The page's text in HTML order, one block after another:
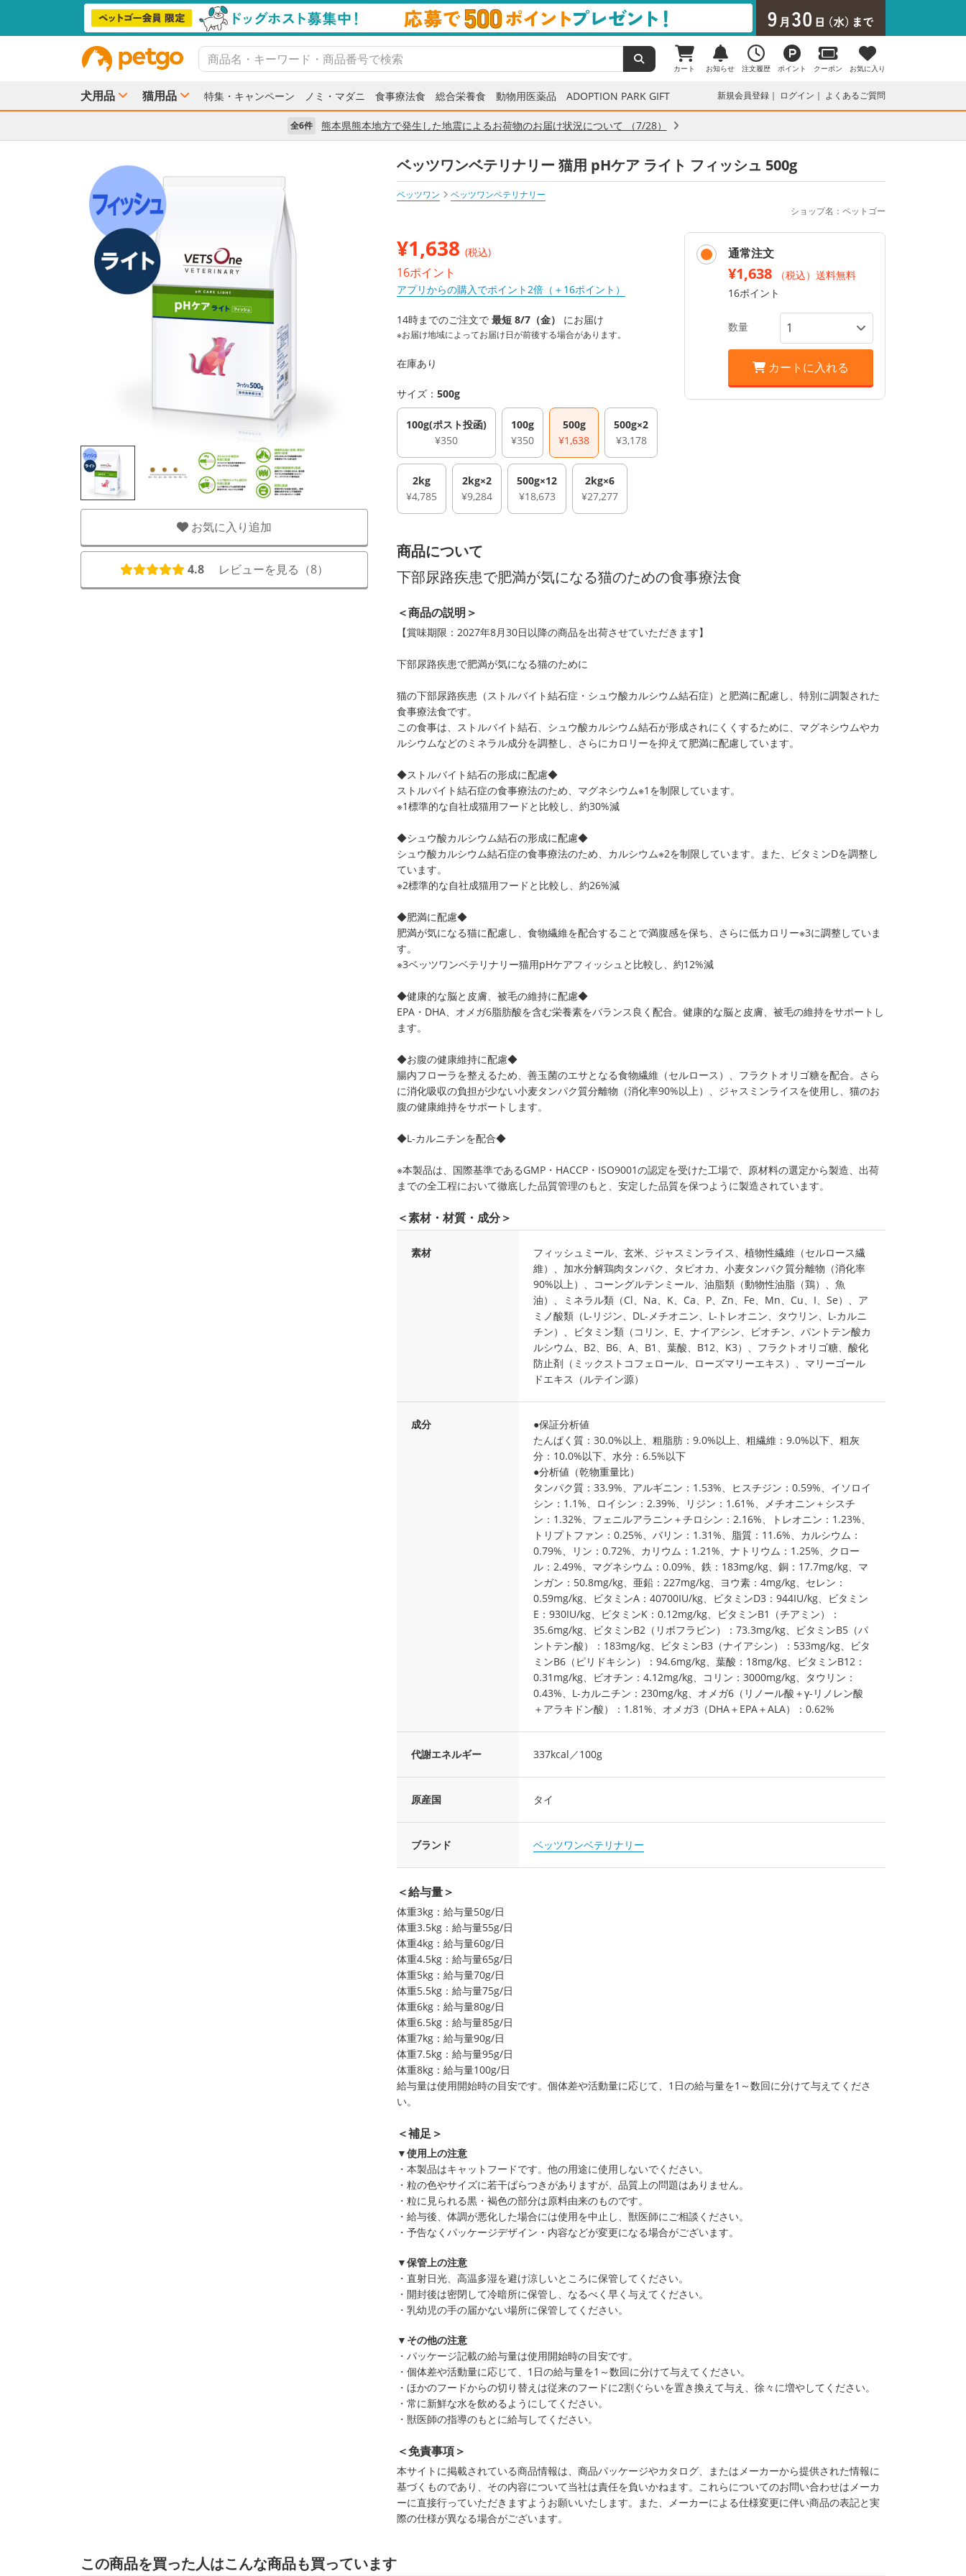
カート お知らせ 注文履歴 ポイント クーポン お気に入り
犬用品 猫用品 特集・キャンペーン ノミ・マダニ 食事療法食 総合栄養食 動物用医薬品 ADOPTION PARK GIFT 新規会員登録 ログイン よくあるご質問
全6件 熊本県熊本地方で発生した地震によるお荷物のお届け状況について （7/28）
お気に入り追加
4.8 レビューを見る（8）
ベッツワンベテリナリー 猫用 pHケア ライト フィッシュ 500g
ベッツワン
ベッツワンベテリナリー
ショップ名：ペットゴー
¥1,638 (税込)
16ポイント
アプリからの購入でポイント2倍（＋16ポイント）
14時までのご注文で 最短 8/7（金） にお届け
※お届け地域によってお届け日が前後する場合があります。
在庫あり
サイズ： 500g
100g(ポスト投函)
¥350
100g
¥350
500g
¥1,638
500g×2
¥3,178
2kg
¥4,785
2kg×2
¥9,284
500g×12
¥18,673
2kg×6
¥27,277
通常注文
¥1,638
（税込）送料無料
16ポイント
数量
カートに入れる
商品について
下部尿路疾患で肥満が気になる猫のための食事療法食
＜商品の説明＞
【賞味期限：2027年8月30日以降の商品を出荷させていただきます】
下部尿路疾患で肥満が気になる猫のために
猫の下部尿路疾患（ストルバイト結石症・シュウ酸カルシウム結石症）と肥満に配慮し、特別に調製された
食事療法食です。
この食事は、ストルバイト結石、シュウ酸カルシウム結石が形成されにくくするために、マグネシウムやカ
ルシウムなどのミネラル成分を調整し、さらにカロリーを抑えて肥満に配慮しています。
◆ストルバイト結石の形成に配慮◆
ストルバイト結石症の食事療法のため、マグネシウム※1を制限しています。
※1標準的な自社成猫用フードと比較し、約30%減
◆シュウ酸カルシウム結石の形成に配慮◆
シュウ酸カルシウム結石症の食事療法のため、カルシウム※2を制限しています。また、ビタミンDを調整し
ています。
※2標準的な自社成猫用フードと比較し、約26%減
◆肥満に配慮◆
肥満が気になる猫に配慮し、食物繊維を配合することで満腹感を保ち、さらに低カロリー※3に調整していま
す。
※3ベッツワンベテリナリー猫用pHケアフィッシュと比較し、約12%減
◆健康的な脳と皮膚、被毛の維持に配慮◆
EPA・DHA、オメガ6脂肪酸を含む栄養素をバランス良く配合。健康的な脳と皮膚、被毛の維持をサポートし
ます。
◆お腹の健康維持に配慮◆
腸内フローラを整えるため、善玉菌のエサとなる食物繊維（セルロース）、フラクトオリゴ糖を配合。さら
に消化吸収の負担が少ない小麦タンパク質分離物（消化率90%以上）、ジャスミンライスを使用し、猫のお
腹の健康維持をサポートします。
◆L-カルニチンを配合◆
※本製品は、国際基準であるGMP・HACCP・ISO9001の認定を受けた工場で、原材料の選定から製造、出荷
までの全工程において徹底した品質管理のもと、安定した品質を保つように製造されています。
＜素材・材質・成分＞
素材
フィッシュミール、玄米、ジャスミンライス、植物性繊維（セルロース繊
維）、加水分解鶏肉タンパク、タピオカ、小麦タンパク質分離物（消化率
90%以上）、コーングルテンミール、油脂類（動物性油脂（鶏）、魚
油）、ミネラル類（Cl、Na、K、Ca、P、Zn、Fe、Mn、Cu、I、Se）、ア
ミノ酸類（L-リジン、DL-メチオニン、L-トレオニン、タウリン、L-カルニ
チン）、ビタミン類（コリン、E、ナイアシン、ビオチン、パントテン酸カ
ルシウム、B2、B6、A、B1、葉酸、B12、K3）、フラクトオリゴ糖、酸化
防止剤（ミックストコフェロール、ローズマリーエキス）、マリーゴール
ドエキス（ルテイン源）
成分
●保証分析値
たんぱく質：30.0%以上、粗脂肪：9.0%以上、粗繊維：9.0%以下、粗灰
分：10.0%以下、水分：6.5%以下
●分析値（乾物重量比）
タンパク質：33.9%、アルギニン：1.53%、ヒスチジン：0.59%、イソロイ
シン：1.1%、ロイシン：2.39%、リジン：1.61%、メチオニン＋シスチ
ン：1.32%、フェニルアラニン＋チロシン：2.16%、トレオニン：1.23%、
トリプトファン：0.25%、バリン：1.31%、脂質：11.6%、カルシウム：
0.79%、リン：0.72%、カリウム：1.21%、ナトリウム：1.25%、クロー
ル：2.49%、マグネシウム：0.09%、鉄：183mg/kg、銅：17.7mg/kg、マ
ンガン：50.8mg/kg、亜鉛：227mg/kg、ヨウ素：4mg/kg、セレン：
0.59mg/kg、ビタミンA：40700IU/kg、ビタミンD3：944IU/kg、ビタミン
E：930IU/kg、ビタミンK：0.12mg/kg、ビタミンB1（チアミン）：
35.6mg/kg、ビタミンB2（リボフラビン）：73.3mg/kg、ビタミンB5（パ
ントテン酸）：183mg/kg、ビタミンB3（ナイアシン）：533mg/kg、ビタ
ミンB6（ピリドキシン）：94.6mg/kg、葉酸：18mg/kg、ビタミンB12：
0.31mg/kg、ビオチン：4.12mg/kg、コリン：3000mg/kg、タウリン：
0.43%、L-カルニチン：230mg/kg、オメガ6（リノール酸＋γ-リノレン酸
＋アラキドン酸）：1.81%、オメガ3（DHA＋EPA＋ALA）：0.62%
代謝エネルギー 337kcal／100g
原産国 タイ
ブランド ベッツワンベテリナリー
＜給与量＞
体重3kg：給与量50g/日
体重3.5kg：給与量55g/日
体重4kg：給与量60g/日
体重4.5kg：給与量65g/日
体重5kg：給与量70g/日
体重5.5kg：給与量75g/日
体重6kg：給与量80g/日
体重6.5kg：給与量85g/日
体重7kg：給与量90g/日
体重7.5kg：給与量95g/日
体重8kg：給与量100g/日
給与量は使用開始時の目安です。個体差や活動量に応じて、1日の給与量を1～数回に分けて与えてくださ
い。
＜補足＞
▼使用上の注意
・本製品はキャットフードです。他の用途に使用しないでください。
・粒の色やサイズに若干ばらつきがありますが、品質上の問題はありません。
・粒に見られる黒・褐色の部分は原料由来のものです。
・給与後、体調が悪化した場合には使用を中止し、獣医師にご相談ください。
・予告なくパッケージデザイン・内容などが変更になる場合がございます。
▼保管上の注意
・直射日光、高温多湿を避け涼しいところに保管してください。
・開封後は密閉して冷暗所に保管し、なるべく早く与えてください。
・乳幼児の手の届かない場所に保管してください。
▼その他の注意
・パッケージ記載の給与量は使用開始時の目安です。
・個体差や活動量に応じて、1日の給与量を1～数回に分けて与えてください。
・ほかのフードからの切り替えは従来のフードに2割ぐらいを置き換えて与え、徐々に増やしてください。
・常に新鮮な水を飲めるようにしてください。
・獣医師の指導のもとに給与してください。
＜免責事項＞
本サイトに掲載されている商品情報は、商品パッケージやカタログ、またはメーカーから提供された情報に
基づくものであり、その内容について当社は責任を負いかねます。これらについてのお問い合わせはメーカ
ーに直接行っていただきますようお願いいたします。また、メーカーによる仕様変更に伴い商品の表記と実
際の仕様が異なる場合がございます。
この商品を買った人はこんな商品も買っています